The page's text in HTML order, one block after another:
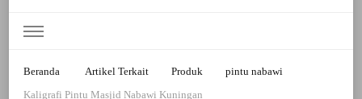
Beranda Artikel Terkait Produk
pintu nabawi
Kaligrafi Pintu Masjid Nabawi Kuningan